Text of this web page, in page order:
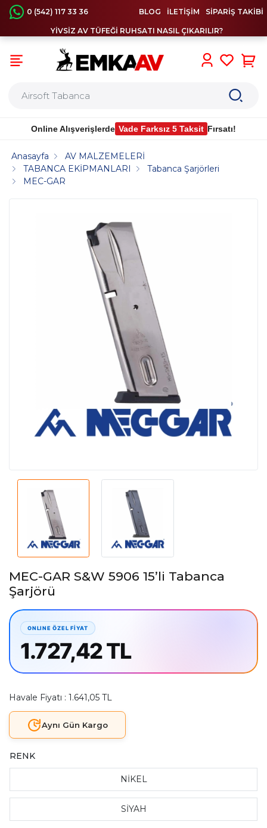
0 (542) 117 33 36 BLOG İLETİŞİM SİPARİŞ TAKİBİ
YİVSİZ AV TÜFEĞİ RUHSATI NASIL ÇIKARILIR?
Online Alışverişlerde Vade Farksız 5 Taksit Fırsatı!
Anasayfa
AV MALZEMELERİ
TABANCA EKİPMANLARI
Tabanca Şarjörleri
MEC-GAR
MEC-GAR S&W 5906 15’li Tabanca
Şarjörü
1.727,42 TL
Havale Fiyatı : 1.641,05 TL
Aynı Gün Kargo
RENK
NİKEL
SİYAH